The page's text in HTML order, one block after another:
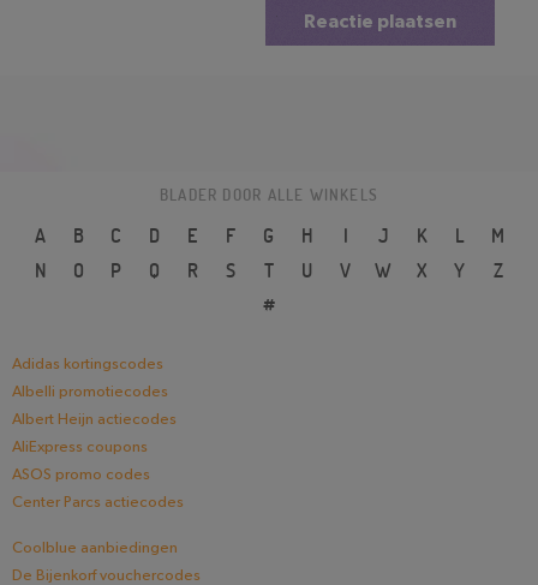
Reactie plaatsen
BLADER DOOR ALLE WINKELS
A B C D E F G H I J K L
M
N
O P Q R S T U V W X Y
Z
#
Adidas kortingscodes
Albelli promotiecodes
Albert Heijn actiecodes
AliExpress coupons
ASOS promo codes
Center Parcs actiecodes
Coolblue aanbiedingen
De Bijenkorf vouchercodes